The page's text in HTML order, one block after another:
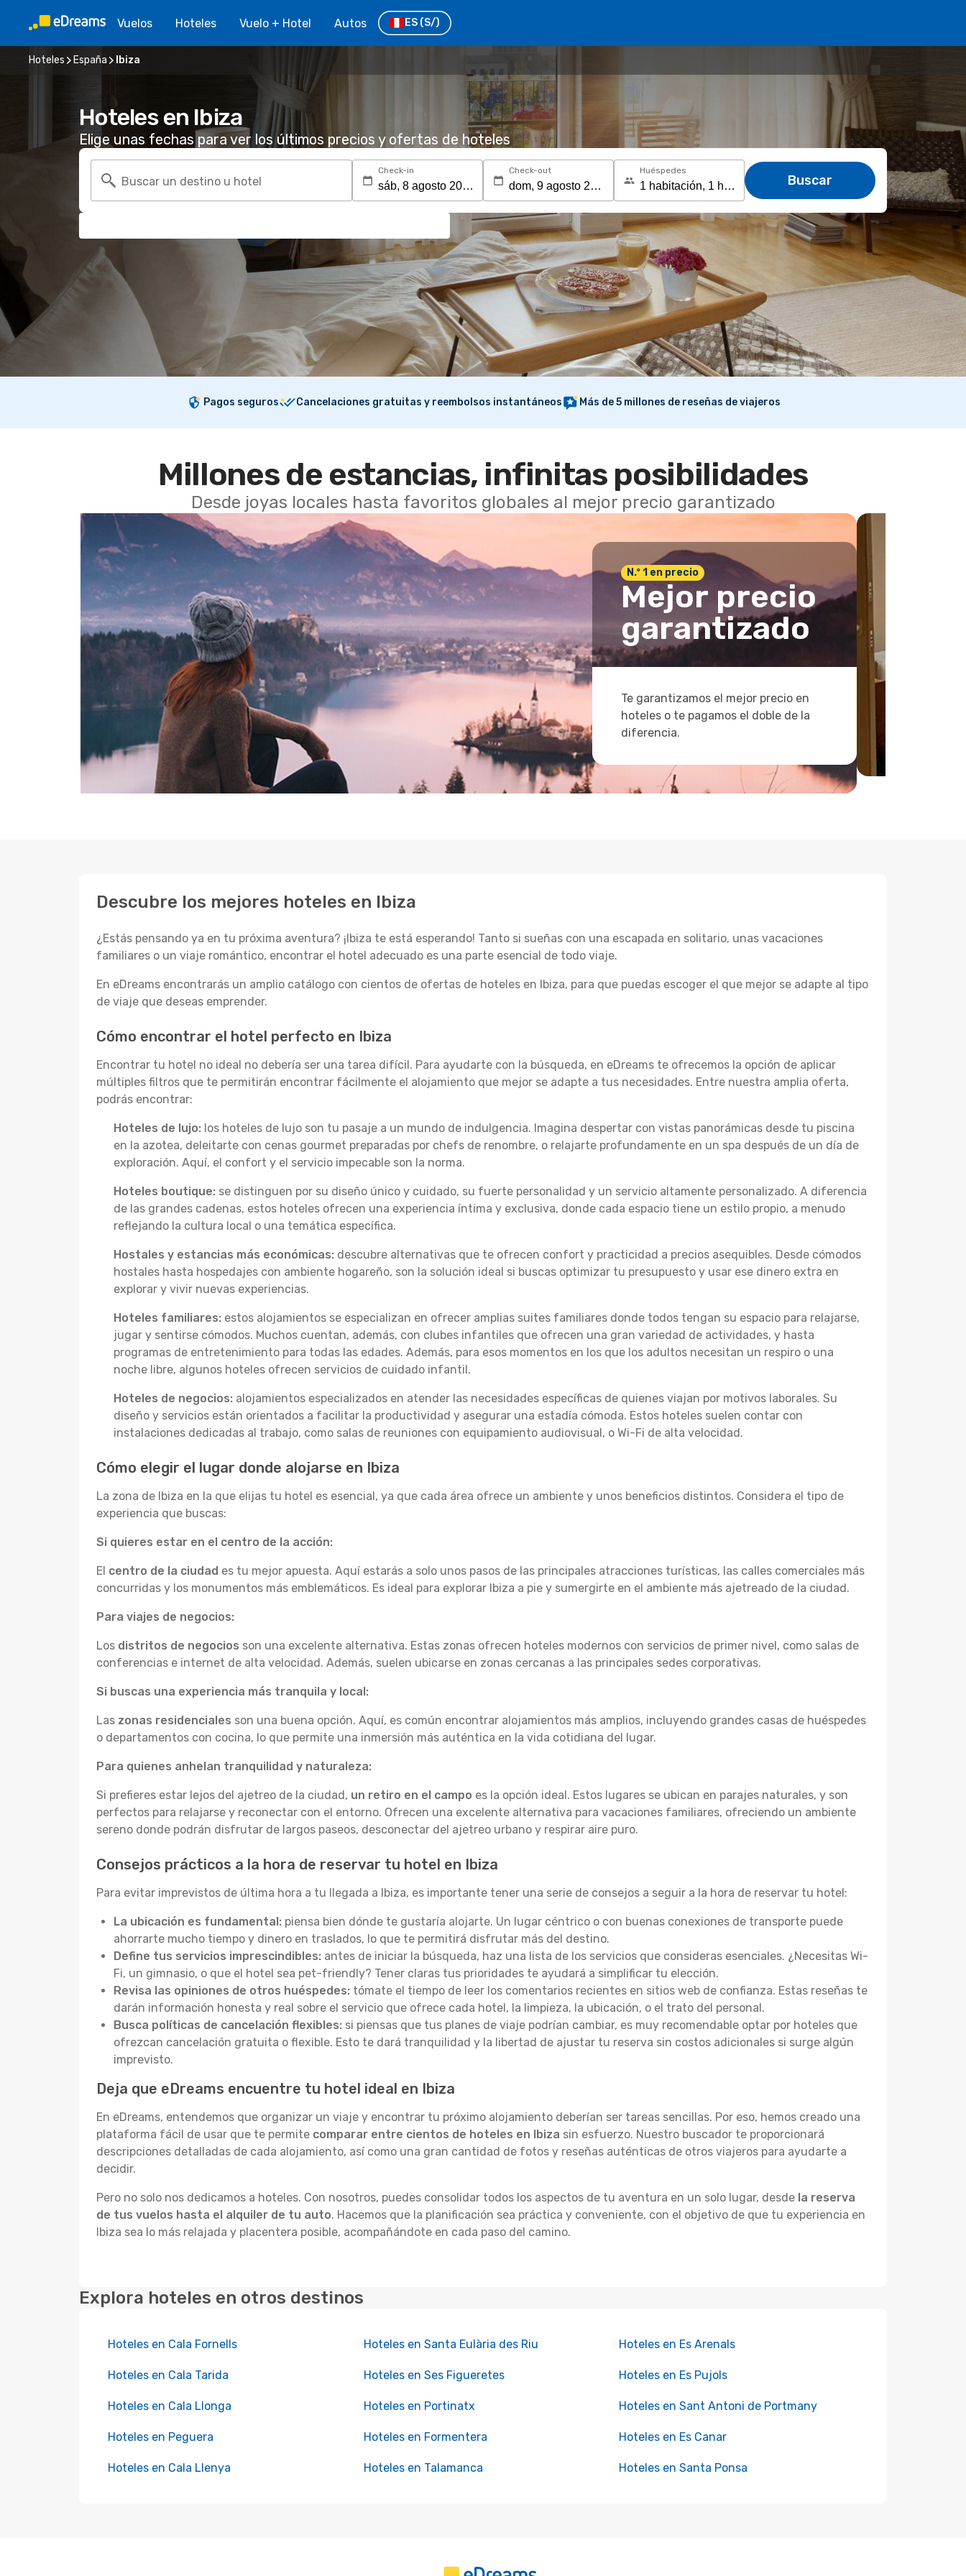
Vuelos Hoteles Vuelo + Hotel Autos ES (S/)
Hoteles España Ibiza
Hoteles en Ibiza
Elige unas fechas para ver los últimos precios y ofertas de hoteles
Buscar un destino u hotel
Check-in Check-out Huéspedes
Buscar
Pagos seguros Cancelaciones gratuitas y reembolsos instantáneos Más de 5 millones de reseñas de viajeros
Millones de estancias, infinitas posibilidades
Desde joyas locales hasta favoritos globales al mejor precio garantizado
N.º 1 en precio
Mejor precio
garantizado
Te garantizamos el mejor precio en
hoteles o te pagamos el doble de la
diferencia.
Descubre los mejores hoteles en Ibiza
¿Estás pensando ya en tu próxima aventura? ¡Ibiza te está esperando! Tanto si sueñas con una escapada en solitario, unas vacaciones
familiares o un viaje romántico, encontrar el hotel adecuado es una parte esencial de todo viaje.
En eDreams encontrarás un amplio catálogo con cientos de ofertas de hoteles en Ibiza, para que puedas escoger el que mejor se adapte al tipo
de viaje que deseas emprender.
Cómo encontrar el hotel perfecto en Ibiza
Encontrar tu hotel no ideal no debería ser una tarea difícil. Para ayudarte con la búsqueda, en eDreams te ofrecemos la opción de aplicar
múltiples filtros que te permitirán encontrar fácilmente el alojamiento que mejor se adapte a tus necesidades. Entre nuestra amplia oferta,
podrás encontrar:
Hoteles de lujo: los hoteles de lujo son tu pasaje a un mundo de indulgencia. Imagina despertar con vistas panorámicas desde tu piscina
en la azotea, deleitarte con cenas gourmet preparadas por chefs de renombre, o relajarte profundamente en un spa después de un día de
exploración. Aquí, el confort y el servicio impecable son la norma.
Hoteles boutique: se distinguen por su diseño único y cuidado, su fuerte personalidad y un servicio altamente personalizado. A diferencia
de las grandes cadenas, estos hoteles ofrecen una experiencia íntima y exclusiva, donde cada espacio tiene un estilo propio, a menudo
reflejando la cultura local o una temática específica.
Hostales y estancias más económicas: descubre alternativas que te ofrecen confort y practicidad a precios asequibles. Desde cómodos
hostales hasta hospedajes con ambiente hogareño, son la solución ideal si buscas optimizar tu presupuesto y usar ese dinero extra en
explorar y vivir nuevas experiencias.
Hoteles familiares: estos alojamientos se especializan en ofrecer amplias suites familiares donde todos tengan su espacio para relajarse,
jugar y sentirse cómodos. Muchos cuentan, además, con clubes infantiles que ofrecen una gran variedad de actividades, y hasta
programas de entretenimiento para todas las edades. Además, para esos momentos en los que los adultos necesitan un respiro o una
noche libre, algunos hoteles ofrecen servicios de cuidado infantil.
Hoteles de negocios: alojamientos especializados en atender las necesidades específicas de quienes viajan por motivos laborales. Su
diseño y servicios están orientados a facilitar la productividad y asegurar una estadía cómoda. Estos hoteles suelen contar con
instalaciones dedicadas al trabajo, como salas de reuniones con equipamiento audiovisual, o Wi-Fi de alta velocidad.
Cómo elegir el lugar donde alojarse en Ibiza
La zona de Ibiza en la que elijas tu hotel es esencial, ya que cada área ofrece un ambiente y unos beneficios distintos. Considera el tipo de
experiencia que buscas:
Si quieres estar en el centro de la acción:
El centro de la ciudad es tu mejor apuesta. Aquí estarás a solo unos pasos de las principales atracciones turísticas, las calles comerciales más
concurridas y los monumentos más emblemáticos. Es ideal para explorar Ibiza a pie y sumergirte en el ambiente más ajetreado de la ciudad.
Para viajes de negocios:
Los distritos de negocios son una excelente alternativa. Estas zonas ofrecen hoteles modernos con servicios de primer nivel, como salas de
conferencias e internet de alta velocidad. Además, suelen ubicarse en zonas cercanas a las principales sedes corporativas.
Si buscas una experiencia más tranquila y local:
Las zonas residenciales son una buena opción. Aquí, es común encontrar alojamientos más amplios, incluyendo grandes casas de huéspedes
o departamentos con cocina, lo que permite una inmersión más auténtica en la vida cotidiana del lugar.
Para quienes anhelan tranquilidad y naturaleza:
Si prefieres estar lejos del ajetreo de la ciudad, un retiro en el campo es la opción ideal. Estos lugares se ubican en parajes naturales, y son
perfectos para relajarse y reconectar con el entorno. Ofrecen una excelente alternativa para vacaciones familiares, ofreciendo un ambiente
sereno donde podrán disfrutar de largos paseos, desconectar del ajetreo urbano y respirar aire puro.
Consejos prácticos a la hora de reservar tu hotel en Ibiza
Para evitar imprevistos de última hora a tu llegada a Ibiza, es importante tener una serie de consejos a seguir a la hora de reservar tu hotel:
La ubicación es fundamental: piensa bien dónde te gustaría alojarte. Un lugar céntrico o con buenas conexiones de transporte puede
ahorrarte mucho tiempo y dinero en traslados, lo que te permitirá disfrutar más del destino.
Define tus servicios imprescindibles: antes de iniciar la búsqueda, haz una lista de los servicios que consideras esenciales. ¿Necesitas Wi-
Fi, un gimnasio, o que el hotel sea pet-friendly? Tener claras tus prioridades te ayudará a simplificar tu elección.
Revisa las opiniones de otros huéspedes: tómate el tiempo de leer los comentarios recientes en sitios web de confianza. Estas reseñas te
darán información honesta y real sobre el servicio que ofrece cada hotel, la limpieza, la ubicación, o el trato del personal.
Busca políticas de cancelación flexibles: si piensas que tus planes de viaje podrían cambiar, es muy recomendable optar por hoteles que
ofrezcan cancelación gratuita o flexible. Esto te dará tranquilidad y la libertad de ajustar tu reserva sin costos adicionales si surge algún
imprevisto.
Deja que eDreams encuentre tu hotel ideal en Ibiza
En eDreams, entendemos que organizar un viaje y encontrar tu próximo alojamiento deberían ser tareas sencillas. Por eso, hemos creado una
plataforma fácil de usar que te permite comparar entre cientos de hoteles en Ibiza sin esfuerzo. Nuestro buscador te proporcionará
descripciones detalladas de cada alojamiento, así como una gran cantidad de fotos y reseñas auténticas de otros viajeros para ayudarte a
decidir.
Pero no solo nos dedicamos a hoteles. Con nosotros, puedes consolidar todos los aspectos de tu aventura en un solo lugar, desde la reserva
de tus vuelos hasta el alquiler de tu auto. Hacemos que la planificación sea práctica y conveniente, con el objetivo de que tu experiencia en
Ibiza sea lo más relajada y placentera posible, acompañándote en cada paso del camino.
Explora hoteles en otros destinos
Hoteles en Cala Fornells Hoteles en Santa Eulària des Riu Hoteles en Es Arenals
Hoteles en Cala Tarida Hoteles en Ses Figueretes Hoteles en Es Pujols
Hoteles en Cala Llonga Hoteles en Portinatx Hoteles en Sant Antoni de Portmany
Hoteles en Peguera Hoteles en Formentera Hoteles en Es Canar
Hoteles en Cala Llenya Hoteles en Talamanca Hoteles en Santa Ponsa